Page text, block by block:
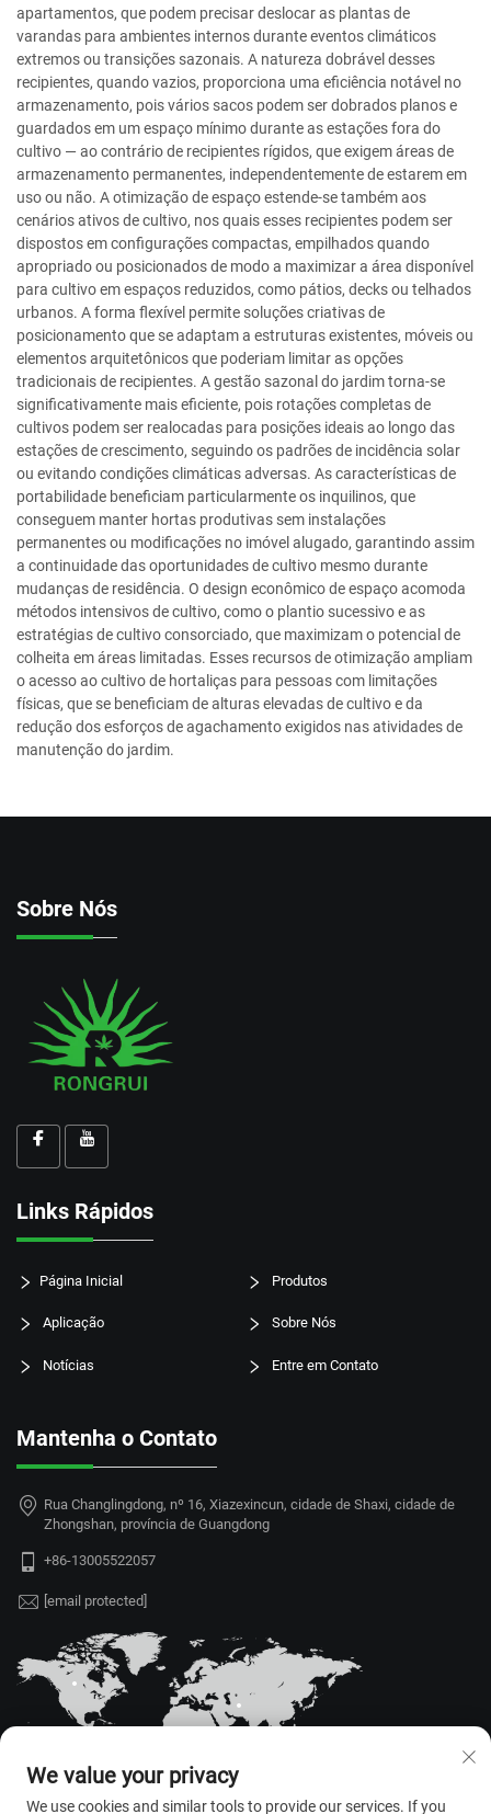
apartamentos, que podem precisar deslocar as plantas de
varandas para ambientes internos durante eventos climáticos
extremos ou transições sazonais. A natureza dobrável desses
recipientes, quando vazios, proporciona uma eficiência notável no
armazenamento, pois vários sacos podem ser dobrados planos e
guardados em um espaço mínimo durante as estações fora do
cultivo — ao contrário de recipientes rígidos, que exigem áreas de
armazenamento permanentes, independentemente de estarem em
uso ou não. A otimização de espaço estende-se também aos
cenários ativos de cultivo, nos quais esses recipientes podem ser
dispostos em configurações compactas, empilhados quando
apropriado ou posicionados de modo a maximizar a área disponível
para cultivo em espaços reduzidos, como pátios, decks ou telhados
urbanos. A forma flexível permite soluções criativas de
posicionamento que se adaptam a estruturas existentes, móveis ou
elementos arquitetônicos que poderiam limitar as opções
tradicionais de recipientes. A gestão sazonal do jardim torna-se
significativamente mais eficiente, pois rotações completas de
cultivos podem ser realocadas para posições ideais ao longo das
estações de crescimento, seguindo os padrões de incidência solar
ou evitando condições climáticas adversas. As características de
portabilidade beneficiam particularmente os inquilinos, que
conseguem manter hortas produtivas sem instalações
permanentes ou modificações no imóvel alugado, garantindo assim
a continuidade das oportunidades de cultivo mesmo durante
mudanças de residência. O design econômico de espaço acomoda
métodos intensivos de cultivo, como o plantio sucessivo e as
estratégias de cultivo consorciado, que maximizam o potencial de
colheita em áreas limitadas. Esses recursos de otimização ampliam
o acesso ao cultivo de hortaliças para pessoas com limitações
físicas, que se beneficiam de alturas elevadas de cultivo e da
redução dos esforços de agachamento exigidos nas atividades de
manutenção do jardim.
Sobre Nós
Links Rápidos
Página Inicial Produtos
Aplicação Sobre Nós
Notícias Entre em Contato
Mantenha o Contato
Rua Changlingdong, nº 16, Xiazexincun, cidade de Shaxi, cidade de
Zhongshan, província de Guangdong
+86-13005522057
[email protected]
We value your privacy
We use cookies and similar tools to provide our services. If you